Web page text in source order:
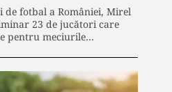
de fotbal a României, Mirel
23 de jucători care
pentru meciurile…